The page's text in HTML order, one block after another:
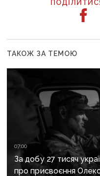
ТАКОЖ ЗА ТЕМОЮ
07:00
За добу 27 тисяч
про присвоєння